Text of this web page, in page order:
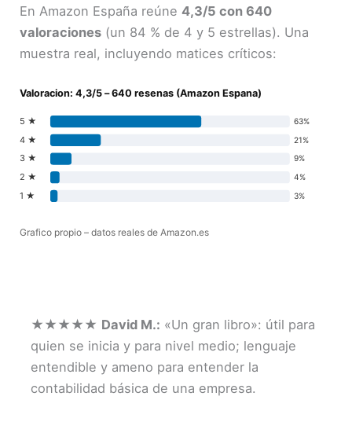
En Amazon España reúne4,3/5 con 640
valoraciones (un 84 % de 4 y 5 estrellas). Una
muestra real, incluyendo matices críticos:
Valoracion: 4,3/5 – 640 resenas (Amazon Espana)
5 ★ 63%
4 ★ 21%
3 ★ 9%
2 ★ 4%
1 ★ 3%
Grafico propio – datos reales de Amazon.es
★★★★★ David M.: «Un gran libro»: útil para
quien se inicia y para nivel medio; lenguaje
entendible y ameno para entender la
contabilidad básica de una empresa.